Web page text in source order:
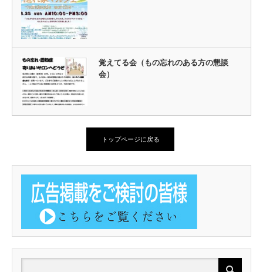
覚えてる会（もの忘れのある方の懇談
会）
トップページに戻る